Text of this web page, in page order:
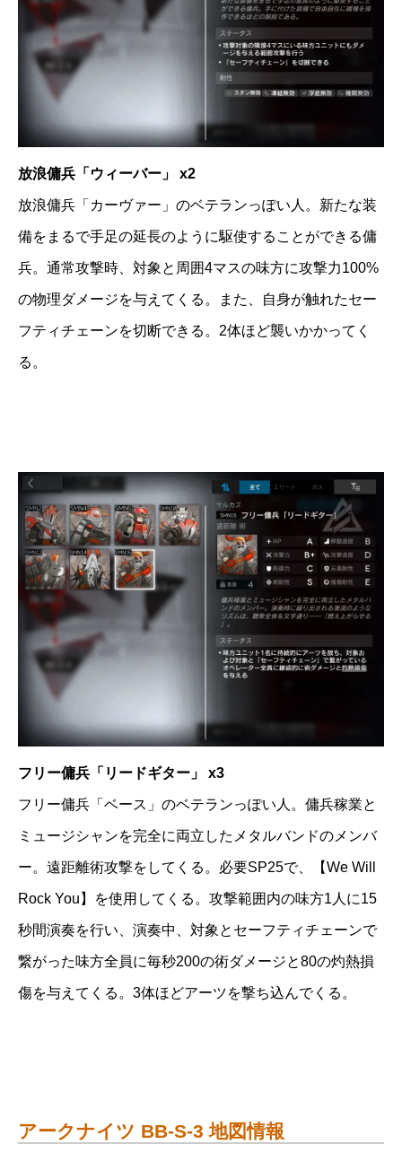
放浪傭兵「ウィーバー」 x2
放浪傭兵「カーヴァー」のベテランっぽい人。新たな装
備をまるで手足の延長のように駆使することができる傭
兵。通常攻撃時、対象と周囲4マスの味方に攻撃力100%
の物理ダメージを与えてくる。また、自身が触れたセー
フティチェーンを切断できる。2体ほど襲いかかってく
る。
フリー傭兵「リードギター」 x3
フリー傭兵「ベース」のベテランっぽい人。傭兵稼業と
ミュージシャンを完全に両立したメタルバンドのメンバ
ー。遠距離術攻撃をしてくる。必要SP25で、【We Will
Rock You】を使用してくる。攻撃範囲内の味方1人に15
秒間演奏を行い、演奏中、対象とセーフティチェーンで
繋がった味方全員に毎秒200の術ダメージと80の灼熱損
傷を与えてくる。3体ほどアーツを撃ち込んでくる。
アークナイツ BB-S-3 地図情報